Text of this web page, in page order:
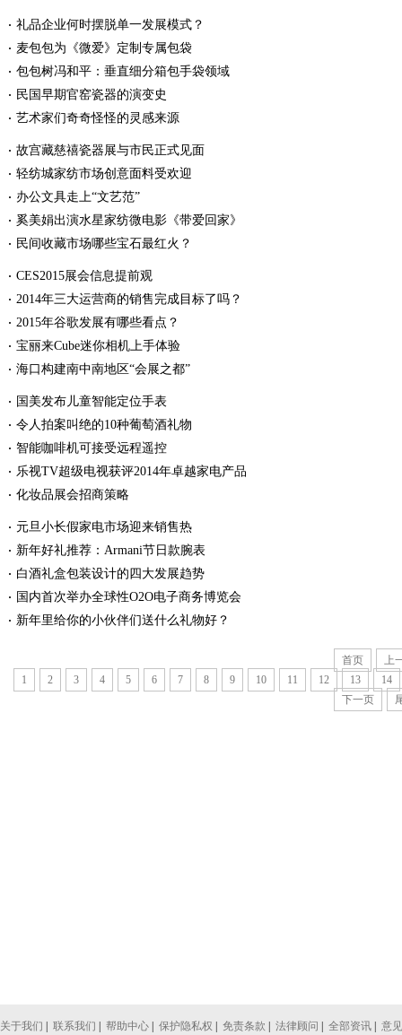
礼品企业何时摆脱单一发展模式？
麦包包为《微爱》定制专属包袋
包包树冯和平：垂直细分箱包手袋领域
民国早期官窑瓷器的演变史
艺术家们奇奇怪怪的灵感来源
故宫藏慈禧瓷器展与市民正式见面
轻纺城家纺市场创意面料受欢迎
办公文具走上“文艺范”
奚美娟出演水星家纺微电影《带爱回家》
民间收藏市场哪些宝石最红火？
CES2015展会信息提前观
2014年三大运营商的销售完成目标了吗？
2015年谷歌发展有哪些看点？
宝丽来Cube迷你相机上手体验
海口构建南中南地区“会展之都”
国美发布儿童智能定位手表
令人拍案叫绝的10种葡萄酒礼物
智能咖啡机可接受远程遥控
乐视TV超级电视获评2014年卓越家电产品
化妆品展会招商策略
元旦小长假家电市场迎来销售热
新年好礼推荐：Armani节日款腕表
白酒礼盒包装设计的四大发展趋势
国内首次举办全球性O2O电子商务博览会
新年里给你的小伙伴们送什么礼物好？
首页
上
1
2 3 4 5 6 7 8 9 10 11 12 13
14
下一页
关于我们 联系我们 帮助中心 保护隐私权 免责条款 法律顾问 全部资讯 意